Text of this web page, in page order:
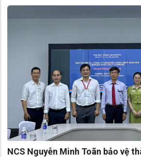
NCS Nguyễn Minh Toãn bảo vệ